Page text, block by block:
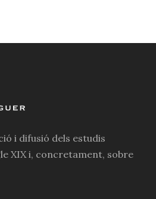
i difusió dels estudis
XIX i, concretament, sobre